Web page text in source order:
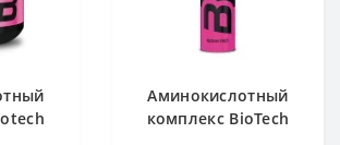
Аминокислотный
комплекс BioTech